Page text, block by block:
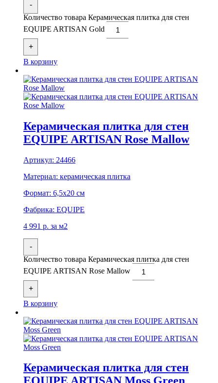
-
Количество товара Керамическая плитка для стен
EQUIPE ARTISAN Gold
+
В корзину
Керамическая плитка для стен
EQUIPE ARTISAN Rose Mallow
Артикул: 24466
Материал: керамическая плитка
Формат: 6,5x20 см
Фабрика: EQUIPE
4 991 р. за м2
-
Количество товара Керамическая плитка для стен
EQUIPE ARTISAN Rose Mallow
+
В корзину
Керамическая плитка для стен